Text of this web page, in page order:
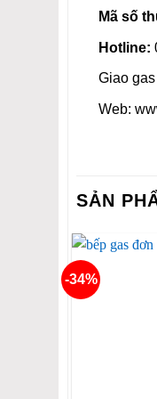
Mã số
Hotline:
Giao
Web:
SẢN
-34%